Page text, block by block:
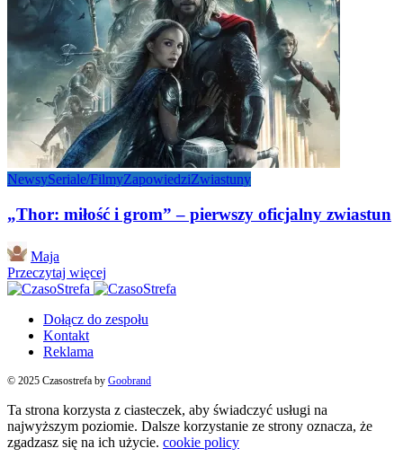
NewsySeriale/FilmyZapowiedziZwiastuny
„Thor: miłość i grom” – pierwszy oficjalny zwiastun
Posted
by
Maja
Przeczytaj więcej
Dołącz do zespołu
Kontakt
Reklama
© 2025 Czasostrefa by Goobrand
Ta strona korzysta z ciasteczek, aby świadczyć usługi na
najwyższym poziomie. Dalsze korzystanie ze strony oznacza, że
zgadzasz się na ich użycie. cookie policy